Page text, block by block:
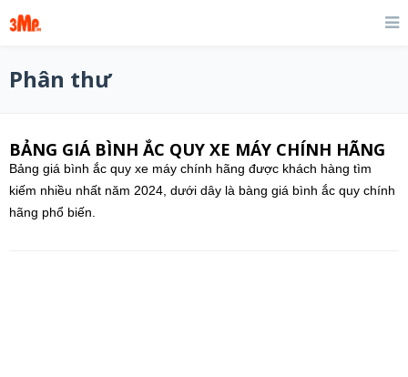
Phân thư
BẢNG GIÁ BÌNH ẮC QUY XE MÁY CHÍNH HÃNG
Bảng giá bình ắc quy xe máy chính hãng được khách hàng tìm
kiếm nhiều nhất năm 2024, dưới dây là bàng giá bình ắc quy chính
hãng phổ biến.